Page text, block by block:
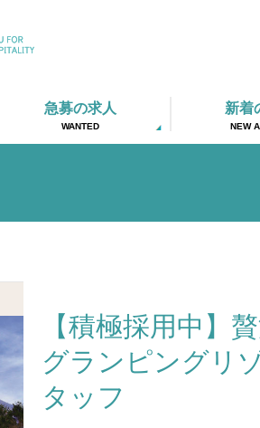
急募の求人
WANTED
新着
NEW
【積極採用中】
グランピングリ
タッフ